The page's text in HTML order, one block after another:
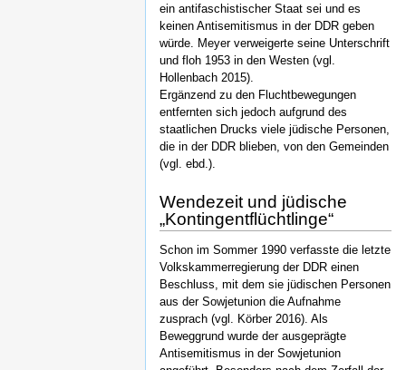
ein antifaschistischer Staat sei und es
keinen Antisemitismus in der DDR geben
würde. Meyer verweigerte seine Unterschrift
und floh 1953 in den Westen (vgl.
Hollenbach 2015).
Ergänzend zu den Fluchtbewegungen
entfernten sich jedoch aufgrund des
staatlichen Drucks viele jüdische Personen,
die in der DDR blieben, von den Gemeinden
(vgl. ebd.).
Wendezeit und jüdische
„Kontingentflüchtlinge“
Schon im Sommer 1990 verfasste die letzte
Volkskammerregierung der DDR einen
Beschluss, mit dem sie jüdischen Personen
aus der Sowjetunion die Aufnahme
zusprach (vgl. Körber 2016). Als
Beweggrund wurde der ausgeprägte
Antisemitismus in der Sowjetunion